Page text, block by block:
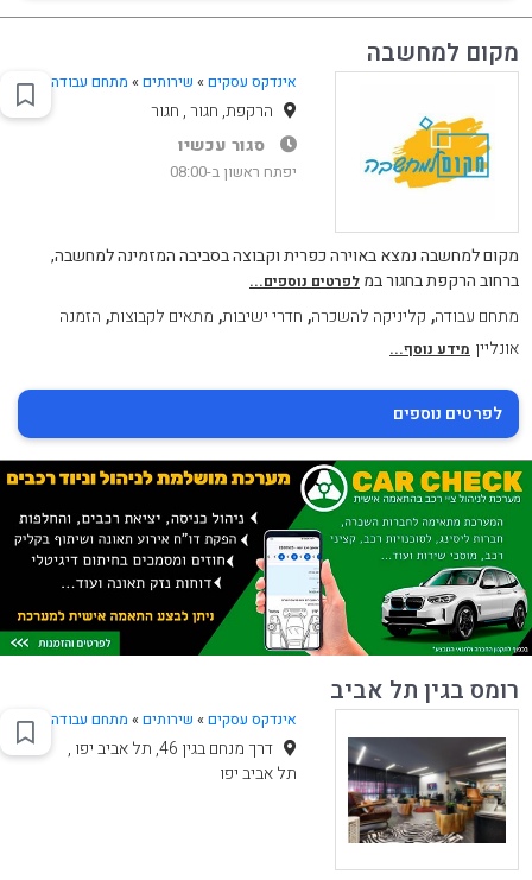
מקום למחשבה
אינדקס עסקים » שירותים» מתחם עבודה
הרקפת, חגור , חגור
סגור עכשיו
יפתח ראשון ב-08:00
מקום למחשבה נמצא באוירה כפרית וקבוצה בסביבה המזמינה למחשבה,
ברחוב הרקפת בחגור במ לפרטים נוספים...
מתחם עבודה, קליניקה להשכרה, חדרי ישיבות, מתאים לקבוצות, הזמנה
אונליין מידע נוסף...
לפרטים נוספים
רומס בגין תל אביב
אינדקס עסקים » שירותים» מתחם עבודה
דרך מנחם בגין 46, תל אביב יפו ,
תל אביב יפו